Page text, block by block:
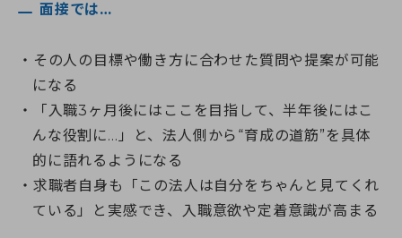
面接では…
その人の目標や働き方に合わせた質問や提案が可能
になる
「入職3ヶ月後にはここを目指して、半年後にはこ
んな役割に…」と、法人側から“育成の道筋”を具体
的に語れるようになる
求職者自身も「この法人は自分をちゃんと見てくれ
ている」と実感でき、入職意欲や定着意識が高まる